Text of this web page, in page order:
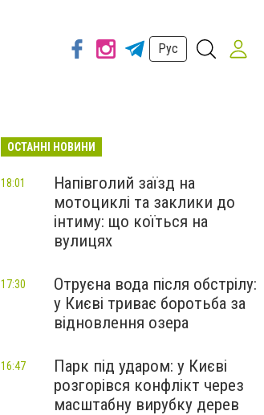
Рус
ОСТАННІ НОВИНИ
Напівголий заїзд на
мотоциклі та заклики до
інтиму: що коїться на
вулицях
18:01
Отруєна вода після обстрілу:
у Києві триває боротьба за
відновлення озера
17:30
Парк під ударом: у Києві
розгорівся конфлікт через
масштабну вирубку дерев
16:47